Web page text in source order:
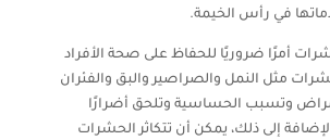
في رأس الخيمة.
أمرًا ضروريًا للحفاظ على صحة الأفراد
مثل النمل والصراصير والبق والفئران
وتسبب الحساسية وتلحق أضرارًا
إلى ذلك، يمكن أن تتكاثر الحشرات